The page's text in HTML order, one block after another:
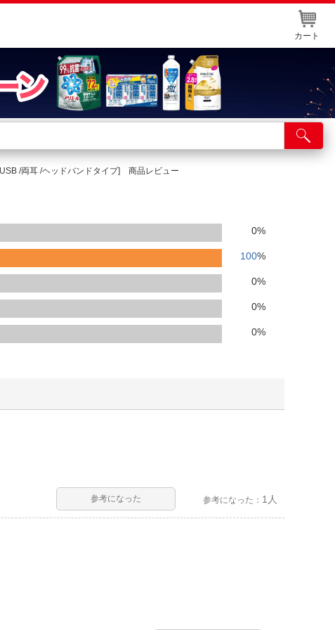
カート
店舗サービス
ネット取り置き
法人窓口
IR情報
/両耳 /ヘッドバンドタイプ] 商品レビュー
0%
100%
0%
0%
0%
参考になった 参考になった： 1人